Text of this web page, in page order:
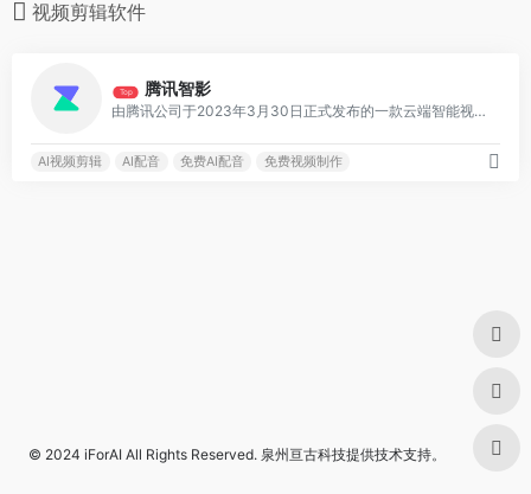
视频剪辑软件
Top 腾讯智影
由腾讯公司于2023年3月30日正式发布的一款云端智能视频创作工具，集素材搜集、视频剪辑、渲染导出和发布于一体的免费在线剪辑平台
AI视频剪辑 AI配音 免费AI配音 免费视频制作
© 2024 iForAI All Rights Reserved. 泉州亘古科技提供技术支持。